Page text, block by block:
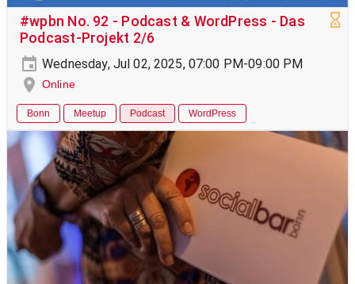
#wpbn No. 92 - Podcast & WordPress - Das
Podcast-Projekt 2/6
Wednesday, Jul 02, 2025, 07:00 PM-09:00 PM
Online
Bonn Meetup Podcast WordPress